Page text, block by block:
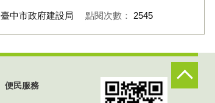
臺中市政府建設局 點閱次數： 2545
便民服務